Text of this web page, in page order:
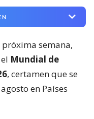
semana,
Mundial de
, certamen que se
en Países